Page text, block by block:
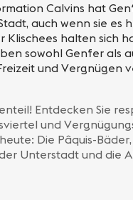
Calvins hat
auch wenn sie es
Klischees halten sich
sowohl Genfer als
und Vergnügen
Entdecken Sie
und
Die Pâquis-Bäder,
Unterstadt und die